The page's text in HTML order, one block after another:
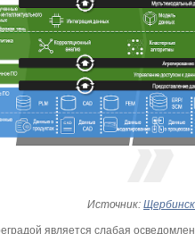
Источник:
является слабая